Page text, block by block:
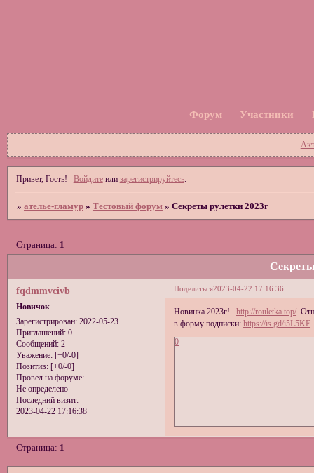
Форум Участники
Привет, Гость! Войдитеили зарегистрируйтесь.
» ателье-гламур » Тестовый форум » Секреты рулетки 2023г
Страница: 1
Поделиться2023-04-22 17:16:36
fqdmmvcivb
Новичок
Зарегистрирован: 2022-05-23
Приглашений:0
Сообщений:2
Уважение: [+0/-0]
Позитив: [+0/-0]
Провел на форуме:
Не определено
Последний визит:
2023-04-22 17:16:38
Новинка 2023г!http://rouletka.top/
в форму подписки:https://is.gd/i5L5KE
0
Страница: 1